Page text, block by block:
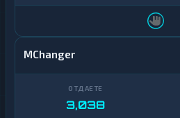
MChanger
3,038